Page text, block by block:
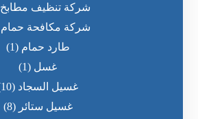
شركة تنظيف مطابخ
شركة مكافحة حمام
طارد حمام (1)
غسل (1)
غسيل السجاد (10)
غسيل ستائر (8)